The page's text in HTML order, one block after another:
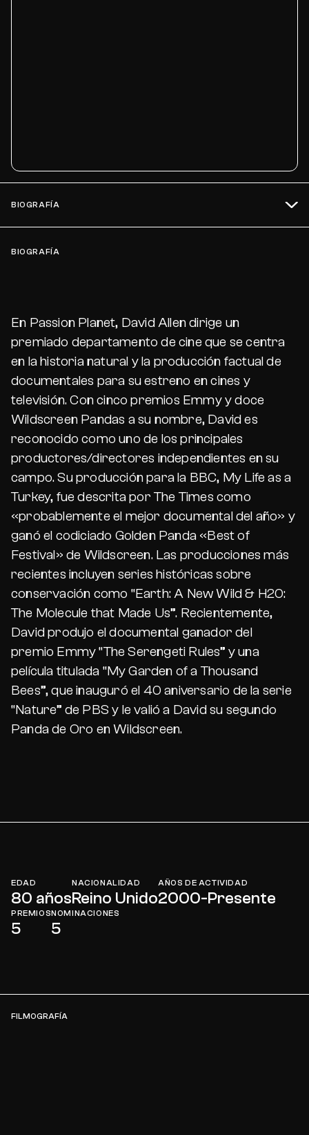
BIOGRAFÍA
BIOGRAFÍA
En Passion Planet, David Allen dirige un
premiado departamento de cine que se centra
en la historia natural y la producción factual de
documentales para su estreno en cines y
televisión. Con cinco premios Emmy y doce
Wildscreen Pandas a su nombre, David es
reconocido como uno de los principales
productores/directores independientes en su
campo. Su producción para la BBC, My Life as a
Turkey, fue descrita por The Times como
«probablemente el mejor documental del año» y
ganó el codiciado Golden Panda «Best of
Festival» de Wildscreen. Las producciones más
recientes incluyen series históricas sobre
conservación como “Earth: A New Wild & H20:
The Molecule that Made Us”. Recientemente,
David produjo el documental ganador del
premio Emmy “The Serengeti Rules” y una
película titulada “My Garden of a Thousand
Bees”, que inauguró el 40 aniversario de la serie
“Nature” de PBS y le valió a David su segundo
Panda de Oro en Wildscreen.
EDAD
80 años
NACIONALIDAD
Reino Unido
AÑOS DE ACTIVIDAD
2000-Presente
PREMIOS
5
NOMINACIONES
5
FILMOGRAFÍA